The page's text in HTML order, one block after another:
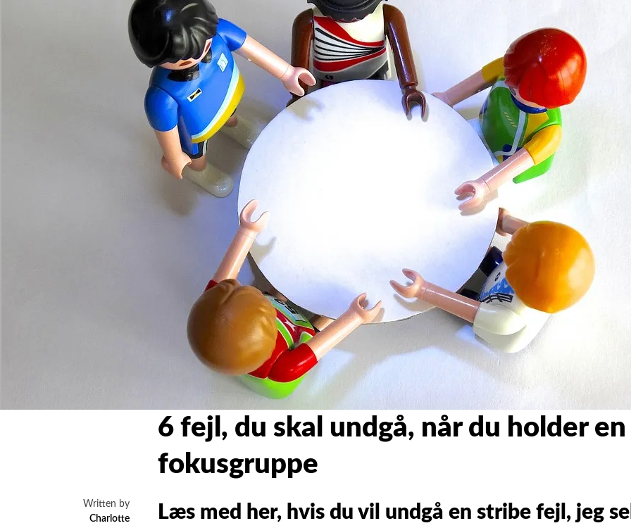
6 fejl, du skal undgå, når du holder en
fokusgruppe
Written by
Charlotte
Læs med her, hvis du vil undgå en stribe fejl, jeg